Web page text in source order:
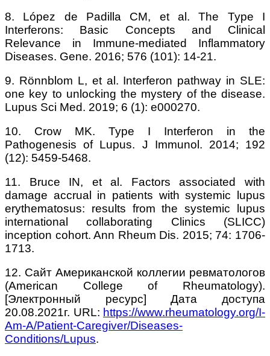
8. López de Padilla CM, et al. The Type I
Interferons: Basic Concepts and Clinical
Relevance in Immune-mediated Inflammatory
Diseases. Gene. 2016; 576 (101): 14-21.
9. Rönnblom L, et al. Interferon pathway in SLE:
one key to unlocking the mystery of the disease.
Lupus Sci Med. 2019; 6 (1): e000270.
10. Crow MK. Type I Interferon in the
Pathogenesis of Lupus. J Immunol. 2014; 192
(12): 5459-5468.
11. Bruce IN, et al. Factors associated with
damage accrual in patients with systemic lupus
erythematosus: results from the systemic lupus
international collaborating Clinics (SLICC)
inception cohort. Ann Rheum Dis. 2015; 74: 1706-
1713.
12. Сайт Американской коллегии ревматологов
(American College of Rheumatology).
[Электронный ресурс] Дата доступа
20.08.2021г. URL: https://www.rheumatology.org/I-
Am-A/Patient-Caregiver/Diseases-
Conditions/Lupus.